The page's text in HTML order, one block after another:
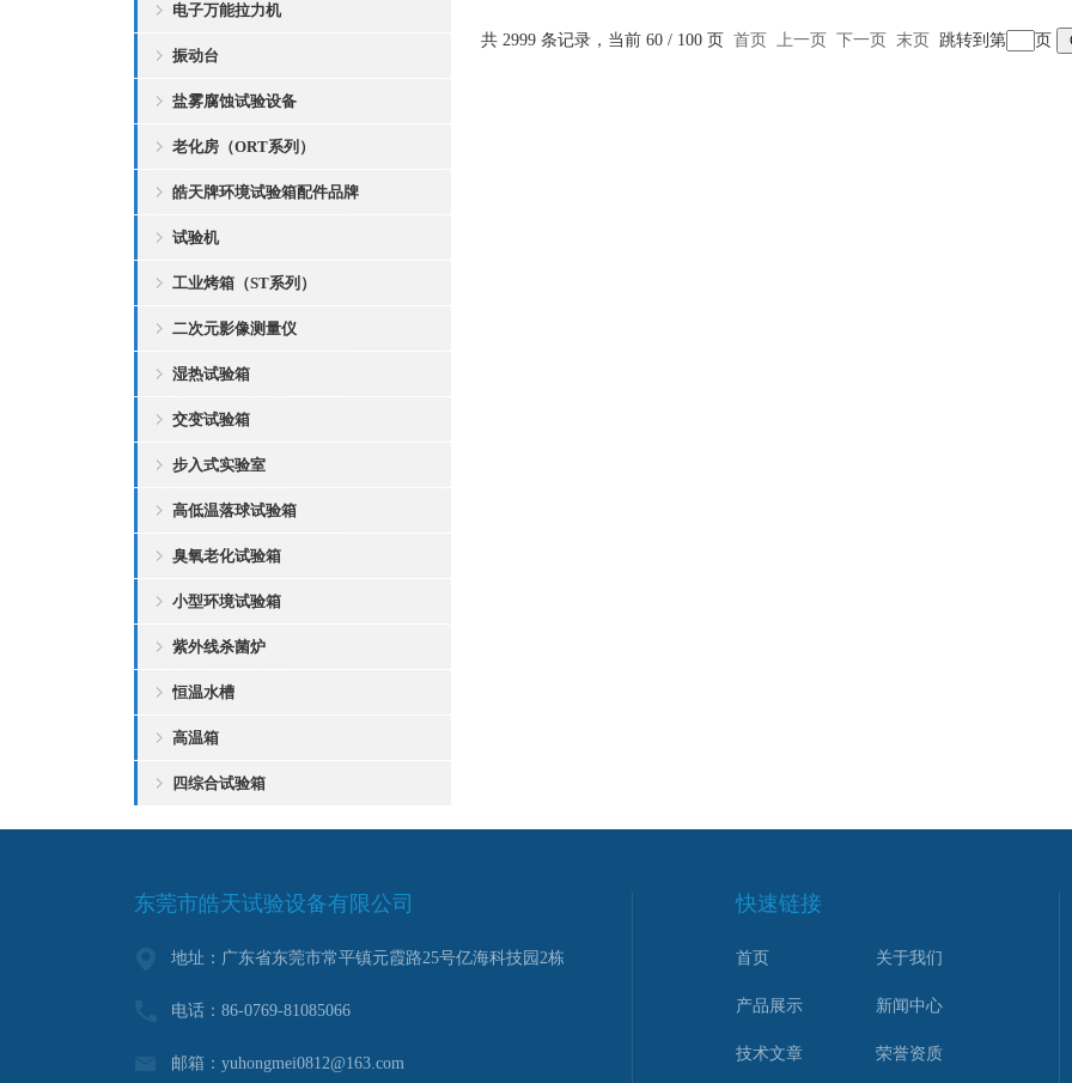
电子万能拉力机
振动台
盐雾腐蚀试验设备
老化房（ORT系列）
皓天牌环境试验箱配件品牌
试验机
工业烤箱（ST系列）
二次元影像测量仪
湿热试验箱
交变试验箱
步入式实验室
高低温落球试验箱
臭氧老化试验箱
小型环境试验箱
紫外线杀菌炉
恒温水槽
高温箱
四综合试验箱
的准确性和一致性（可重复
共 2999 条记录，当前 60 / 100 页 首页 上一页 下一页 末页 跳转到第 页
东莞市皓天试验设备有限公司
地址：广东省东莞市常平镇元霞路25号亿海科技园2栋
电话：86-0769-81085066
邮箱：yuhongmei0812@163.com
快速链接
首页 关于我们
产品展示 新闻中心
技术文章 荣誉资质